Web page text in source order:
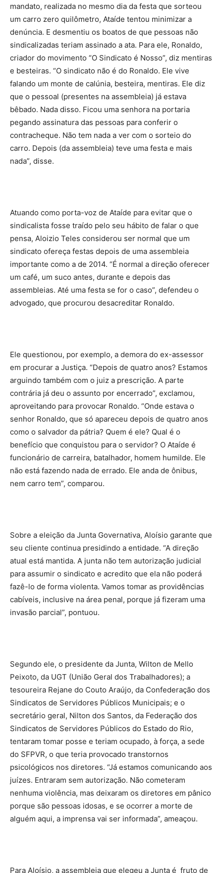
mandato, realizada no mesmo dia da festa que sorteou
um carro zero quilômetro, Ataíde tentou minimizar a
denúncia. E desmentiu os boatos de que pessoas não
sindicalizadas teriam assinado a ata. Para ele, Ronaldo,
criador do movimento “O Sindicato é Nosso”, diz mentiras
e besteiras. “O sindicato não é do Ronaldo. Ele vive
falando um monte de calúnia, besteira, mentiras. Ele diz
que o pessoal (presentes na assembleia) já estava
bêbado. Nada disso. Ficou uma senhora na portaria
pegando assinatura das pessoas para conferir o
contracheque. Não tem nada a ver com o sorteio do
carro. Depois (da assembleia) teve uma festa e mais
nada”, disse.
Atuando como porta-voz de Ataíde para evitar que o
sindicalista fosse traído pelo seu hábito de falar o que
pensa, Aloizio Teles considerou ser normal que um
sindicato ofereça festas depois de uma assembleia
importante como a de 2014. “É normal a direção oferecer
um café, um suco antes, durante e depois das
assembleias. Até uma festa se for o caso”, defendeu o
advogado, que procurou desacreditar Ronaldo.
Ele questionou, por exemplo, a demora do ex-assessor
em procurar a Justiça. “Depois de quatro anos? Estamos
arguindo também com o juiz a prescrição. A parte
contrária já deu o assunto por encerrado”, exclamou,
aproveitando para provocar Ronaldo. “Onde estava o
senhor Ronaldo, que só apareceu depois de quatro anos
como o salvador da pátria? Quem é ele? Qual é o
benefício que conquistou para o servidor? O Ataíde é
funcionário de carreira, batalhador, homem humilde. Ele
não está fazendo nada de errado. Ele anda de ônibus,
nem carro tem”, comparou.
Sobre a eleição da Junta Governativa, Aloísio garante que
seu cliente continua presidindo a entidade. “A direção
atual está mantida. A junta não tem autorização judicial
para assumir o sindicato e acredito que ela não poderá
fazê-lo de forma violenta. Vamos tomar as providências
cabíveis, inclusive na área penal, porque já fizeram uma
invasão parcial”, pontuou.
Segundo ele, o presidente da Junta, Wilton de Mello
Peixoto, da UGT (União Geral dos Trabalhadores); a
tesoureira Rejane do Couto Araújo, da Confederação dos
Sindicatos de Servidores Públicos Municipais; e o
secretário geral, Nilton dos Santos, da Federação dos
Sindicatos de Servidores Públicos do Estado do Rio,
tentaram tomar posse e teriam ocupado, à força, a sede
do SFPVR, o que teria provocado transtornos
psicológicos nos diretores. “Já estamos comunicando aos
juízes. Entraram sem autorização. Não cometeram
nenhuma violência, mas deixaram os diretores em pânico
porque são pessoas idosas, e se ocorrer a morte de
alguém aqui, a imprensa vai ser informada”, ameaçou.
Para Aloísio, a assembleia que elegeu a Junta é fruto de